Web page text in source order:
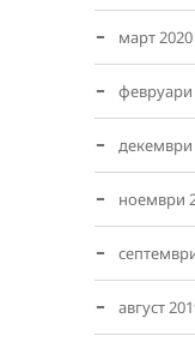
март 2020
февруари
декември
ноември
август